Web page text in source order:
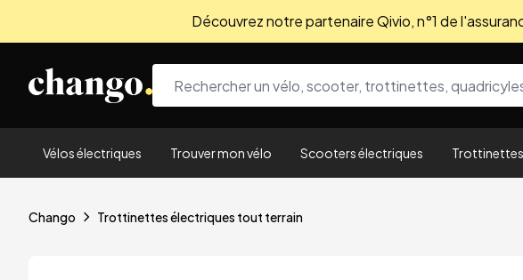
Découvrez notre partenaire Qivio, n°1 de
Vélos électriques Trouver mon vélo Scooters électriques
Chango Trottinettes électriques tout terrain